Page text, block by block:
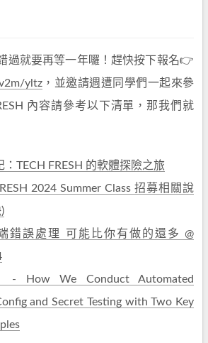
過就要再等一年囉！趕快按下報名👉
yltz ，並邀請週遭同學們一起來參
內容請參考以下清單，那我們就
：TECH FRESH 的軟體探險之旅
2024 Summer Class 招募相關說
錯誤處理 可能比你有做的還多 @
How We Conduct Automated
and Secret Testing with Two Key